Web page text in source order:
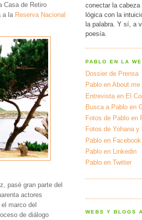
Casa de Retiro
a la Reserva Nacional
pasé gran parte del
actores
marco del
de diálogo
conectar la
lógica con la
la palabra. Y sí, a
poesía.
PABLO EN LA
Dossier de Prensa
Pablo en About.me
Entrevista en El
Busca a Pablo en
Fotos de Pablo en
Fotos de Yohana y
Pablo en Facebook
Pablo en Linkedin
Pablo en Twitter
WEBS Y BLOGS